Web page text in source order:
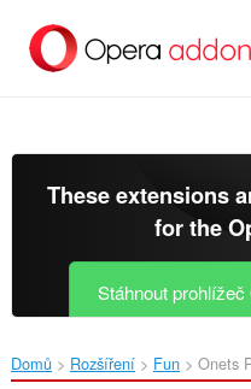
přímo
These extensions
for the
Stáhnout prohlížeč
Domů Rozšíření Fun Onets